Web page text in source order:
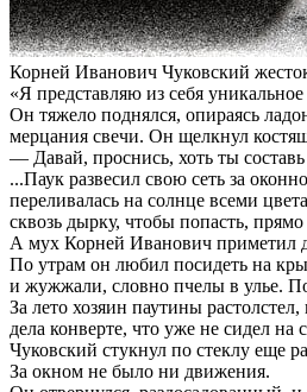
Корней Иванович Чуковский
«Я представляю из себя
Он тяжело поднялся, опираясь
мерцания свечи. Он щелкнул
— Давай, проснись, хоть ты
...Паук развесил свою сеть за
переливалась на солнце всеми
сквозь дырку, чтобы попасть,
А мух Корней Иванович приметил
По утрам он любил посидеть на
и жужжали, словно пчелы в улье.
За лето хозяин паутины
дела конверте, что уже не сидел
Чуковский стукнул по стеклу еще
За окном не было ни движения.